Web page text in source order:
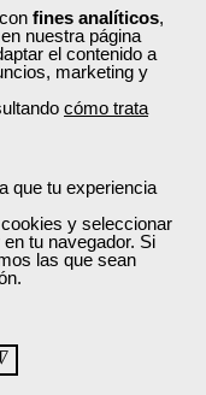
fines analíticos,
nuestra página
el contenido a
marketing y
cómo trata
que tu experiencia
y seleccionar
tu navegador. Si
las que sean